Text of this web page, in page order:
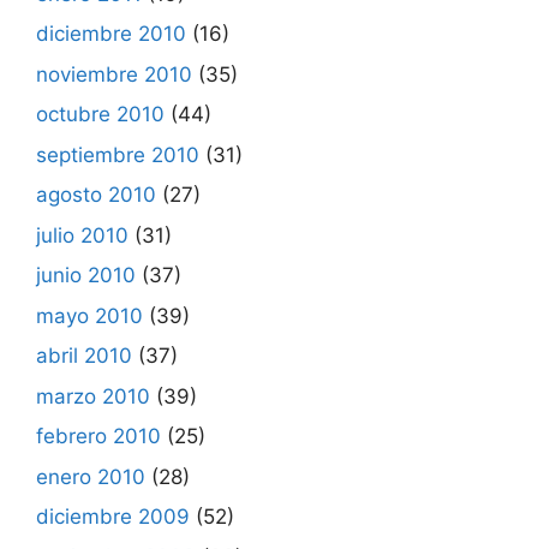
diciembre 2010 (16)
noviembre 2010 (35)
octubre 2010 (44)
septiembre 2010 (31)
agosto 2010 (27)
julio 2010 (31)
junio 2010 (37)
mayo 2010 (39)
abril 2010 (37)
marzo 2010 (39)
febrero 2010 (25)
enero 2010 (28)
diciembre 2009 (52)